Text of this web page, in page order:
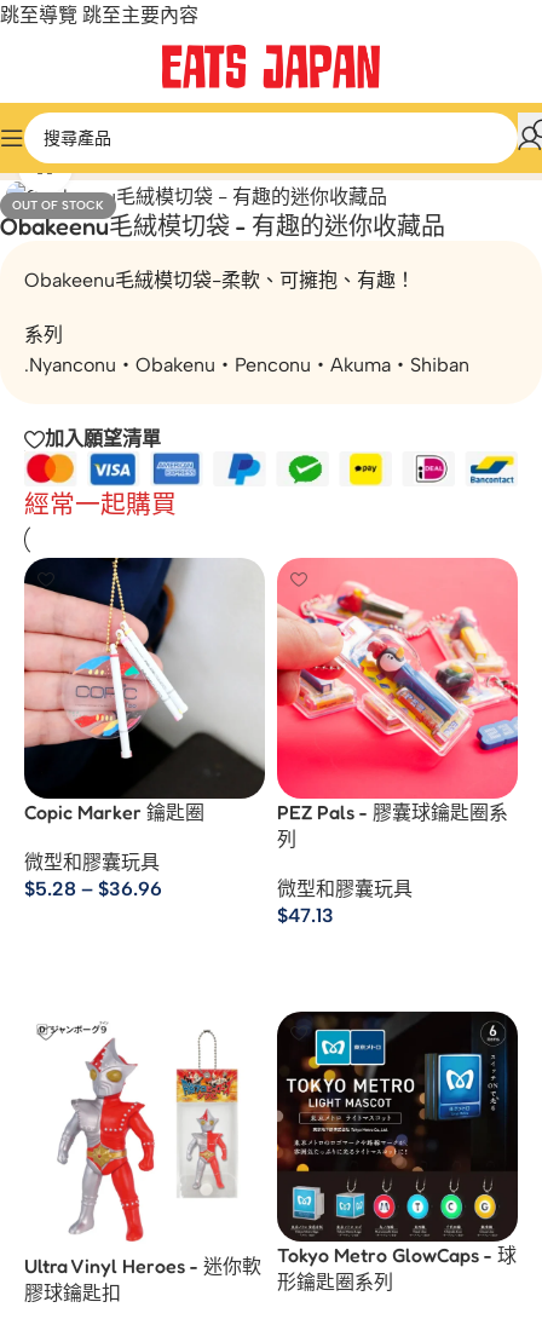
跳至導覽 跳至主要內容
首頁 微型和膠囊玩具
OUT OF STOCK
按一下放大
Obakeenu毛絨模切袋 - 有趣的迷你收藏品
Obakeenu毛絨模切袋-柔軟、可擁抱、有趣！
系列
.Nyanconu・Obakenu・Penconu・Akuma・Shiban
加入願望清單
經常一起購買
Copic Marker 鑰匙圈
微型和膠囊玩具
$5.28 – $36.96
PEZ Pals - 膠囊球鑰匙圈系
列
微型和膠囊玩具
$47.13
Ultra Vinyl Heroes - 迷你軟
膠球鑰匙扣
Tokyo Metro GlowCaps - 球
形鑰匙圈系列